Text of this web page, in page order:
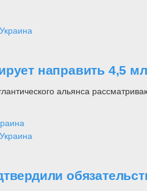
Украина
направить 4,5
альянса
Украина